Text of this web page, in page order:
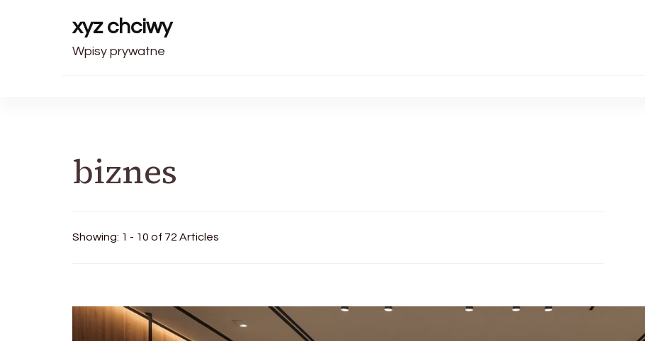
xyz chciwy
Wpisy prywatne
biznes
Showing: 1 - 10 of 72 Articles